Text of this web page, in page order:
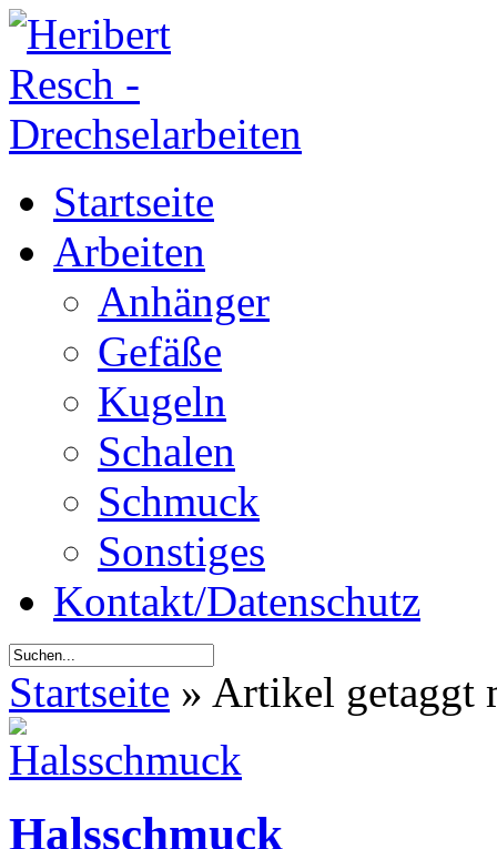
Startseite
Arbeiten
Anhänger
Gefäße
Kugeln
Schalen
Schmuck
Sonstiges
Kontakt/Datenschutz
Startseite » Artikel getaggt
Halsschmuck